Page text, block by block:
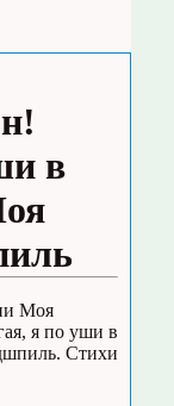
в
Моя
я по уши в
Стихи